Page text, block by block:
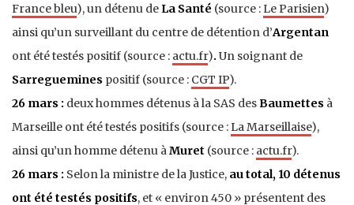
France bleu), un détenu de La Santé (source : Le Parisien)
ainsi qu’un surveillant du centre de détention d’Argentan
ont été testés positif (source : actu.fr). Un soignant de
Sarreguemines positif (source : CGT IP).
26 mars : deux hommes détenus à la SAS desBaumettes à
Marseille ont été testés positifs (source : La Marseillaise),
ainsi qu’un homme détenu à Muret (source : actu.fr).
26 mars : Selon la ministre de la Justice, au total, 10 détenus
ont été testés positifs, et « environ 450 » présentent des